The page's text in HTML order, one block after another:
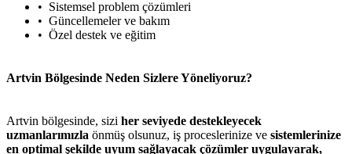
Sistemsel problem çözümleri
Güncellemeler ve bakım
Özel destek ve eğitim
Artvin Bölgesinde Neden Sizlere Yöneliyoruz?
Artvin bölgesinde, sizi her seviyede destekleyecek
uzmanlarımızla önmüş olsunuz, iş proceslerinize ve sistemlerinize
en optimal şekilde uyum sağlayacak çözümler uygulayarak,